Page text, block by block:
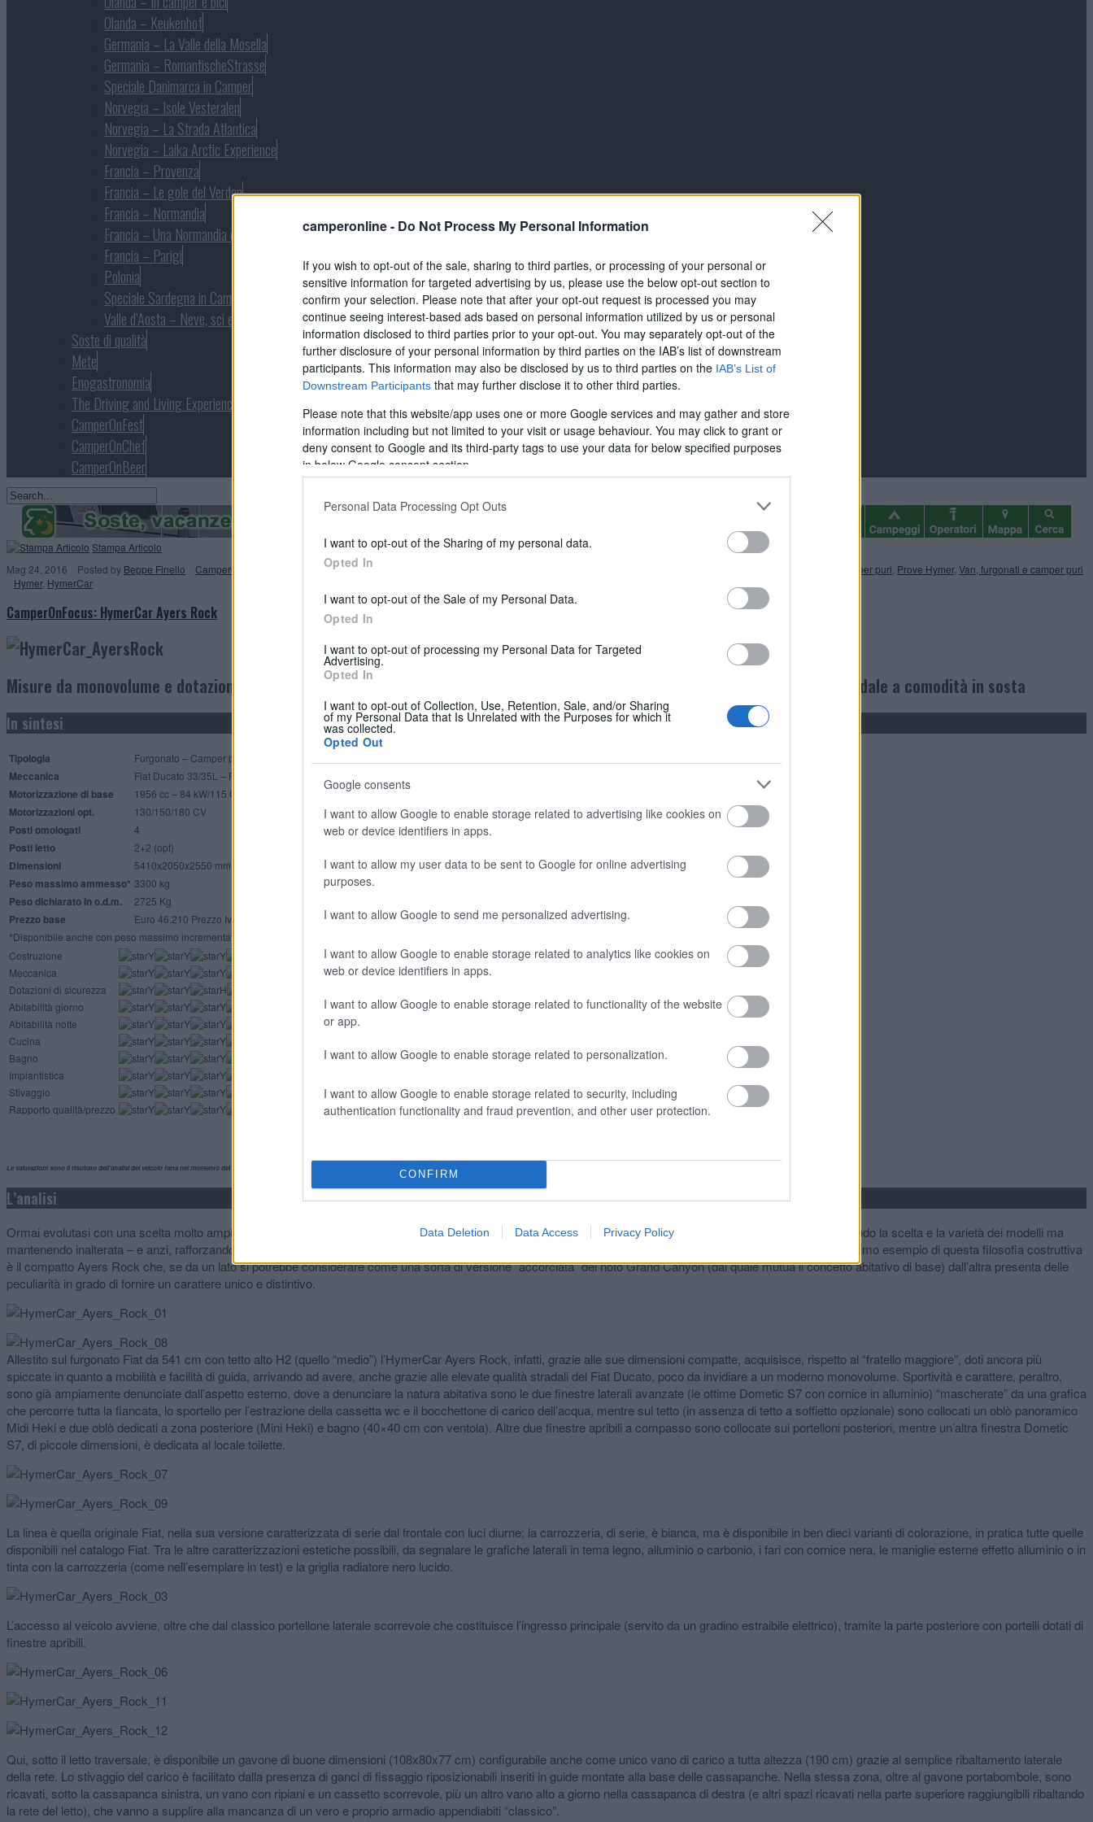
camperonline - Do Not Process My Personal Information
If you wish to opt-out of the sale, sharing to third parties, or processing of your personal or
sensitive information for targeted advertising by us, please use the below opt-out section to
confirm your selection. Please note that after your opt-out request is processed you may
continue seeing interest-based ads based on personal information utilized by us or personal
information disclosed to third parties prior to your opt-out. You may separately opt-out of the
further disclosure of your personal information by third parties on the IAB’s list of downstream
participants. This information may also be disclosed by us to third parties on the IAB’s List of
Downstream Participants that may further disclose it to other third parties.
Please note that this website/app uses one or more Google services and may gather and store
information including but not limited to your visit or usage behaviour. You may click to grant or
deny consent to Google and its third-party tags to use your data for below specified purposes
in below Google consent section.
Personal Data Processing Opt Outs
I want to opt-out of the Sharing of my personal data.
Opted In
I want to opt-out of the Sale of my Personal Data.
Opted In
I want to opt-out of processing my Personal Data for Targeted
Advertising.
Opted In
I want to opt-out of Collection, Use, Retention, Sale, and/or Sharing
of my Personal Data that Is Unrelated with the Purposes for which it
was collected.
Opted Out
Google consents
I want to allow Google to enable storage related to advertising like cookies on
web or device identifiers in apps.
I want to allow my user data to be sent to Google for online advertising
purposes.
I want to allow Google to send me personalized advertising.
I want to allow Google to enable storage related to analytics like cookies on
web or device identifiers in apps.
I want to allow Google to enable storage related to functionality of the website
or app.
I want to allow Google to enable storage related to personalization.
I want to allow Google to enable storage related to security, including
authentication functionality and fraud prevention, and other user protection.
CONFIRM
Data Deletion Data Access Privacy Policy
Olanda – Keukenhof
Germania – La Valle della Mosella
Germania – RomantischeStrasse
Speciale Danimarca in Camper
Norvegia – Isole Vesteralen
Norvegia – La Strada Atlantica
Norvegia – Laika Arctic Experience
Francia – Provenza
Francia – Le gole del Verdon
Francia – Normandia
Francia – Una Normandia diversa
Francia – Parigi
Polonia
Speciale Sardegna in Camper
Valle d’Aosta – Neve, sci e natura
Soste di qualità
Mete
Enogastronomia
The Driving and Living Experience
CamperOnFest
CamperOnChef
CamperOnBeer
Stampa Articolo
Mag 24, 2016
Posted by Beppe Finello CamperOnFocus CamperOnFocus 2016 Le Prove di CamperOnLine - Van, furgonati, camper puri Prove Hymer, Van, furgonati e camper puri
Hymer, HymerCar
CamperOnFocus: HymerCar Ayers Rock
Misure da monovolume e dotazioni superiori per un camper puro versatile e completo, capace di coniugare ottima agilità stradale a comodità in sosta
In sintesi
Tipologia Furgonato – Camper puro
Meccanica Fiat Ducato 33/35L – Furgonato originale L2H2, passo 3450 mm
Motorizzazione di base 1956 cc – 84 kW/115 CV
Motorizzazioni opt. 130/150/180 CV
Posti omologati 4
Posti letto 2+2 (opt)
Dimensioni 5410x2050x2550 mm (2700 mm con tetto a soffietto)
Peso massimo ammesso* 3300 kg
Peso dichiarato in o.d.m. 2725 Kg
Prezzo base
Euro 46.210 Prezzo Iva compresa, franco fabbrica
*Disponibile anche con peso massimo incrementato a 3500 Kg
Costruzione
Meccanica
Dotazioni di sicurezza
Abitabilità giorno
Abitabilità notte
Cucina
Bagno
Impiantistica
Stivaggio
Rapporto qualità/prezzo
Le valutazioni sono il risultato dell’analisi del veicolo fatta nel momento del test, alla luce delle informazioni disponibili sulle dotazioni di serie, e rapportate alla tipologia e alla fascia di prezzo di appartenenza.
L’analisi
Ormai evolutasi con una scelta molto ampia in fatto di piante e configurazioni, l’offerta di camper puri HymerCar è arrivata a una sua completa definizione, ampliando la scelta e la varietà dei modelli ma
mantenendo inalterata – e anzi, rafforzando – l’attenzione agli aspetti automobilistici e alla ricerca di soluzioni spesso originali per garantire comfort e abitabilità. Ultimo esempio di questa filosofia costruttiva
è il compatto Ayers Rock che, se da un lato si potrebbe considerare come una sorta di versione “accorciata” del noto Grand Canyon (dal quale mutua il concetto abitativo di base) dall’altra presenta delle
peculiarità in grado di fornire un carattere unico e distintivo.
Allestito sul furgonato Fiat da 541 cm con tetto alto H2 (quello “medio”) l’HymerCar Ayers Rock, infatti, grazie alle sue dimensioni compatte, acquisisce, rispetto al “fratello maggiore”, doti ancora più
spiccate in quanto a mobilità e facilità di guida, arrivando ad avere, anche grazie alle elevate qualità stradali del Fiat Ducato, poco da invidiare a un moderno monovolume. Sportività e carattere, peraltro,
sono già ampiamente denunciate dall’aspetto esterno, dove a denunciare la natura abitativa sono le due finestre laterali avanzate (le ottime Dometic S7 con cornice in alluminio) “mascherate” da una grafica
che percorre tutta la fiancata, lo sportello per l’estrazione della cassetta wc e il bocchettone di carico dell’acqua, mentre sul tetto (in assenza di tetto a soffietto opzionale) sono collocati un oblò panoramico
Midi Heki e due oblò dedicati a zona posteriore (Mini Heki) e bagno (40×40 cm con ventola). Altre due finestre apribili a compasso sono collocate sui portelloni posteriori, mentre un’altra finestra Dometic
S7, di piccole dimensioni, è dedicata al locale toilette.
La linea è quella originale Fiat, nella sua versione caratterizzata di serie dal frontale con luci diurne; la carrozzeria, di serie, è bianca, ma è disponibile in ben dieci varianti di colorazione, in pratica tutte quelle
disponibili nel catalogo Fiat. Tra le altre caratterizzazioni estetiche possibili, da segnalare le grafiche laterali in tema legno, alluminio o carbonio, i fari con cornice nera, le maniglie esterne effetto alluminio o in
tinta con la carrozzeria (come nell’esemplare in test) e la griglia radiatore nero lucido.
L’accesso al veicolo avviene, oltre che dal classico portellone laterale scorrevole che costituisce l’ingresso principale (servito da un gradino estraibile elettrico), tramite la parte posteriore con portelli dotati di
finestre apribili.
Qui, sotto il letto traversale, è disponibile un gavone di buone dimensioni (108x80x77 cm) configurabile anche come unico vano di carico a tutta altezza (190 cm) grazie al semplice ribaltamento laterale
della rete. Lo stivaggio del carico è facilitato dalla presenza di ganci di fissaggio riposizionabili inseriti in guide montate alla base delle cassapanche. Nella stessa zona, oltre al gavone portabombole, sono
ricavati, sotto la cassapanca sinistra, un vano con ripiani e un cassetto scorrevole, più un altro vano alto a giorno nella cassapanca di destra (e altri spazi ricavati nella parte superiore raggiungibili ribaltando
la rete del letto), che vanno a supplire alla mancanza di un vero e proprio armadio appendiabiti “classico”.